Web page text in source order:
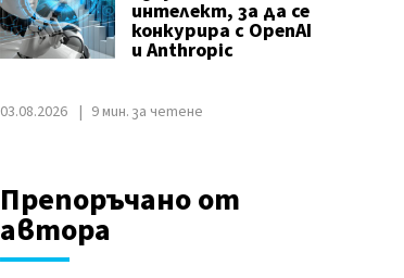
интелект, за да се
конкурира с OpenAI
и Anthropic
03.08.2026 9 мин. за четене
Препоръчано от
автора